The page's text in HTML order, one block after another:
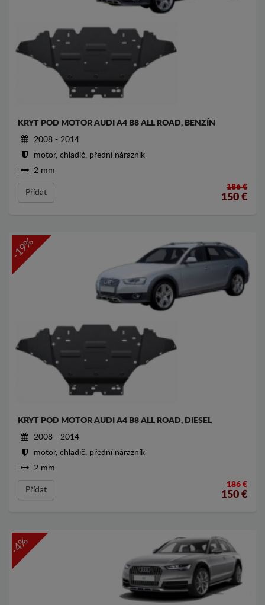
KRYT POD MOTOR AUDI A4 B8 ALL ROAD, BENZÍN
2008 - 2014
motor, chladič, přední nárazník
2 mm
Přídat
186 €
150 €
-19%
KRYT POD MOTOR AUDI A4 B8 ALL ROAD, DIESEL
2008 - 2014
motor, chladič, přední nárazník
2 mm
Přídat
186 €
150 €
-4%